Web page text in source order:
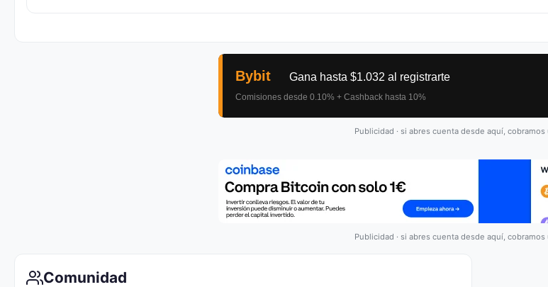
Publicidad · si abres cuenta desde aquí,
Publicidad · si abres cuenta desde aquí,
Comunidad